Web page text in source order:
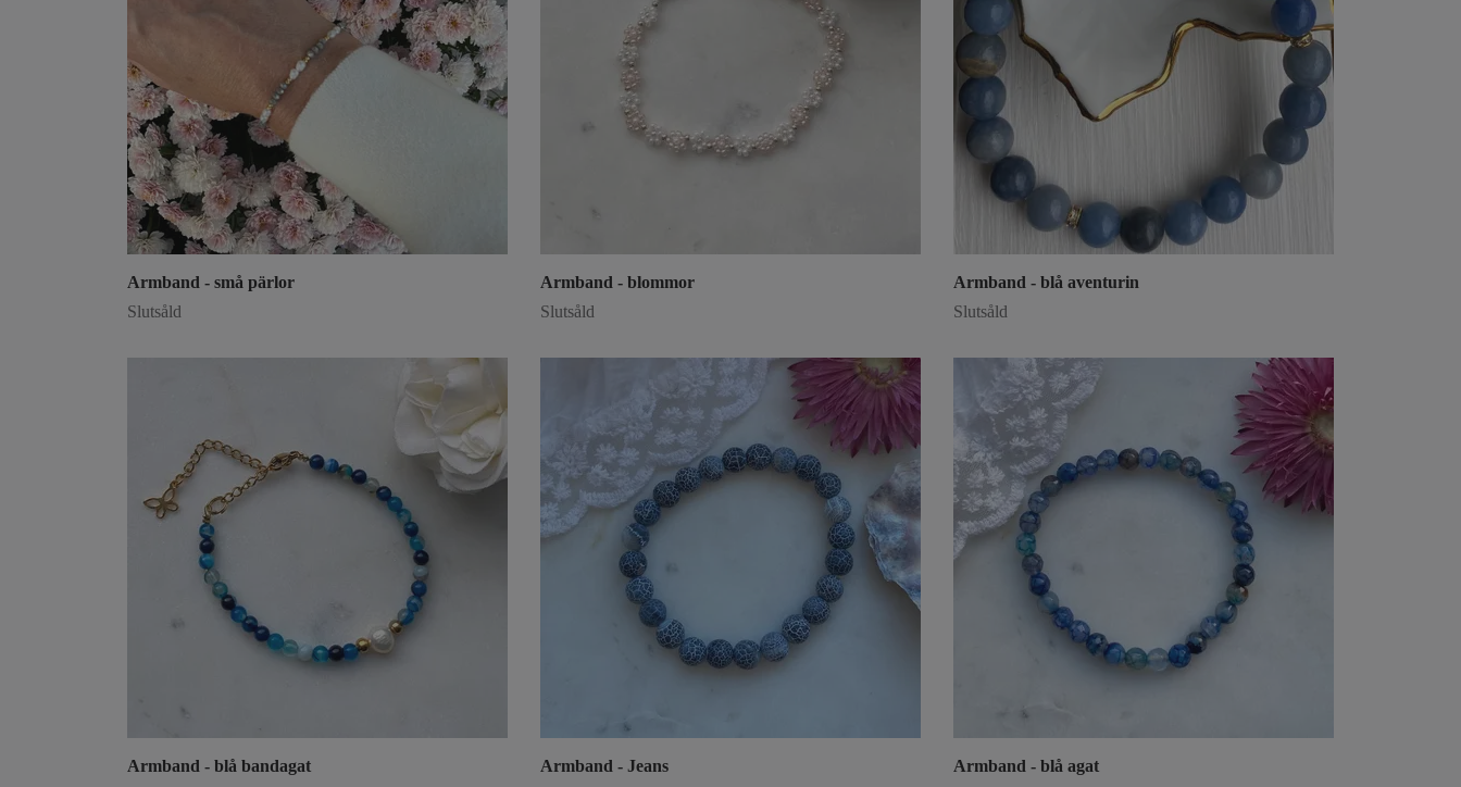
Armband - små pärlor
Slutsåld
Armband - blommor
Slutsåld
Armband - blå aventurin
Slutsåld
Armband - blå bandagat
Armband - Jeans
Armband - blå agat